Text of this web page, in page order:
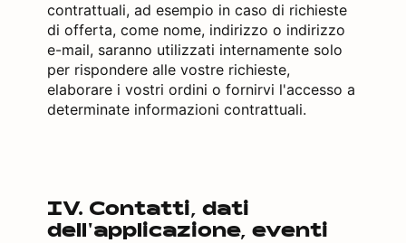
contrattuali, ad esempio in caso di richieste
di offerta, come nome, indirizzo o indirizzo
e-mail, saranno utilizzati internamente solo
per rispondere alle vostre richieste,
elaborare i vostri ordini o fornirvi l'accesso a
determinate informazioni contrattuali.
IV. Contatti, dati
dell'applicazione, eventi